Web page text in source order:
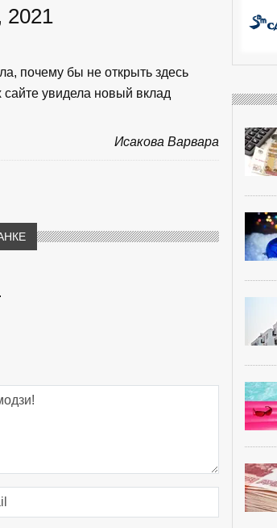
2021
почему бы не открыть здесь
увидела новый вклад
Исакова Варвара